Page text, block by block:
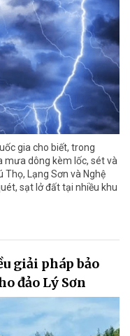
gia cho biết, trong
mưa dông kèm lốc, sét và
Thọ, Lạng Sơn và Nghệ
sạt lở đất tại nhiều khu
giải pháp bảo
đảo Lý Sơn